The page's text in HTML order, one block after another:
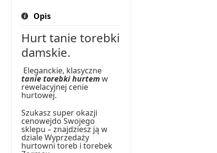
Opis
Hurt tanie torebki
damskie.
Eleganckie, klasyczne
tanie torebki hurtemw
rewelacyjnej cenie
hurtowej.
Szukasz super okazji
cenowejdo Swojego
sklepu – znajdziesz ją w
dziale Wyprzedaży
hurtowni toreb i torebek